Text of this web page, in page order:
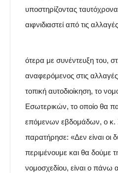
υποστηρίζοντας
αιφνιδιαστεί από τις
ότερα με συνέντευξη του,
αναφερόμενος στις
τοπική αυτοδιοίκηση, το
Εσωτερικών, το οποίο θα
επόμενων εβδομάδων, ο κ.
παρατήρησε: «Δεν είναι οι
περιμένουμε και θα δούμε
νομοσχεδίου, είναι ο πάνω